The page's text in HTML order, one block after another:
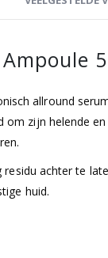
allround
zijn helende
achter te
huid.